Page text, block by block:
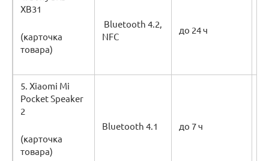
XB31
(карточка
товара)
Bluetooth 4.2,
NFC
до 24 ч
5. Xiaomi Mi
Pocket Speaker
2
(карточка
товара)
Bluetooth 4.1 до 7 ч